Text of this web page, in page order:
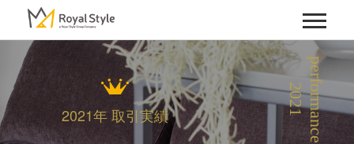
p
e
r
f
or
m
a
n
c
e
20
2
1
2021年 取引実績